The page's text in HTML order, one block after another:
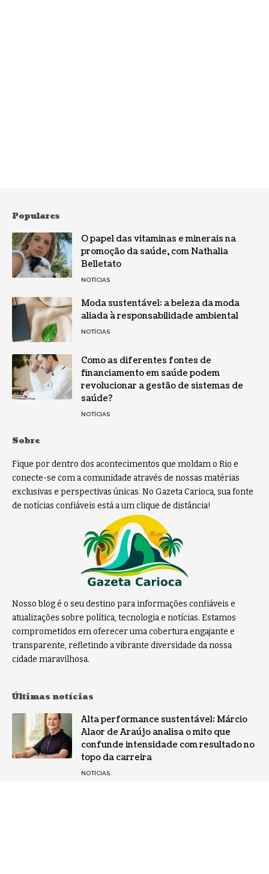
Populares
O papel das vitaminas e minerais na
promoção da saúde, com Nathalia
Belletato
NOTÍCIAS
Moda sustentável: a beleza da moda
aliada à responsabilidade ambiental
NOTÍCIAS
Como as diferentes fontes de
financiamento em saúde podem
revolucionar a gestão de sistemas de
saúde?
NOTÍCIAS
Sobre
Fique por dentro dos acontecimentos que moldam o Rio e
conecte-se com a comunidade através de nossas matérias
exclusivas e perspectivas únicas. No Gazeta Carioca, sua fonte
de notícias confiáveis está a um clique de distância!
Nosso blog é o seu destino para informações confiáveis e
atualizações sobre política, tecnologia e notícias. Estamos
comprometidos em oferecer uma cobertura engajante e
transparente, refletindo a vibrante diversidade da nossa
cidade maravilhosa.
Últimas notícias
Alta performance sustentável: Márcio
Alaor de Araújo analisa o mito que
confunde intensidade com resultado no
topo da carreira
NOTÍCIAS